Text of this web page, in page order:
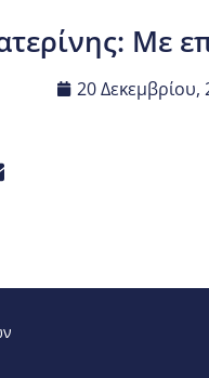
Με
20 Δεκεμβρίου,